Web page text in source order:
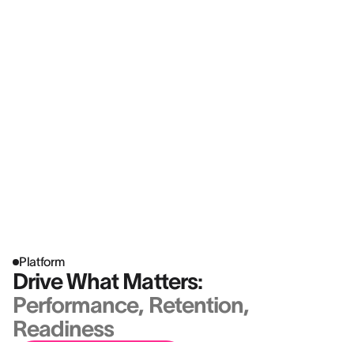
Platform
Drive What Matters:
Performance, Retention,
Readiness